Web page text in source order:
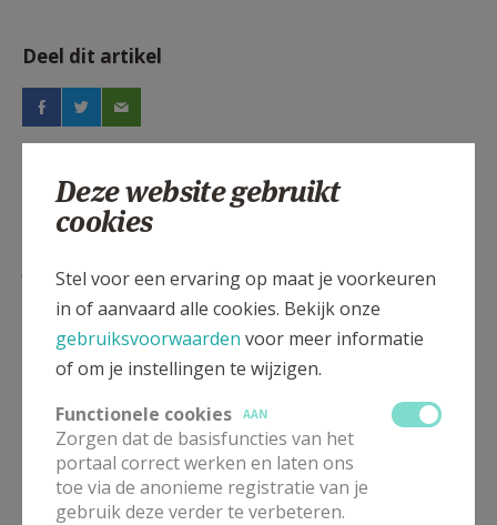
Deel dit artikel
Lees meer
Deze website gebruikt
cookies
Stel voor een ervaring op maat je voorkeuren
in of aanvaard alle cookies. Bekijk onze
gebruiksvoorwaarden voor meer informatie
of om je instellingen te wijzigen.
Functionele cookies
AAN
Zorgen dat de basisfuncties van het
portaal correct werken en laten ons
toe via de anonieme registratie van je
gebruik deze verder te verbeteren.